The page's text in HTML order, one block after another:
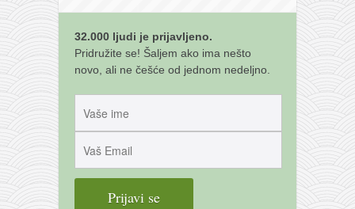
članarina
kontakt
besplatna e-knjiga
termini treninga
moja priča
fotke
32.000 ljudi je prijavljeno.
Pridružite se! Šaljem ako ima nešto
novo, ali ne češće od jednom nedeljno.